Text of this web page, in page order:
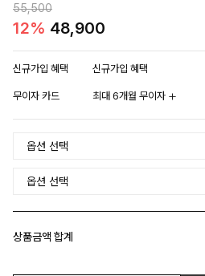
55,500
12% 48,900
신규가입 혜택 신규가입 혜택
무이자 카드 최대 6개월 무이자
상품금액 합계